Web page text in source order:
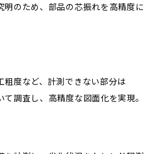
明のため、部品の芯振れを高精度に
粗度など、計測できない部分は
調査し、高精度な図面化を実現。